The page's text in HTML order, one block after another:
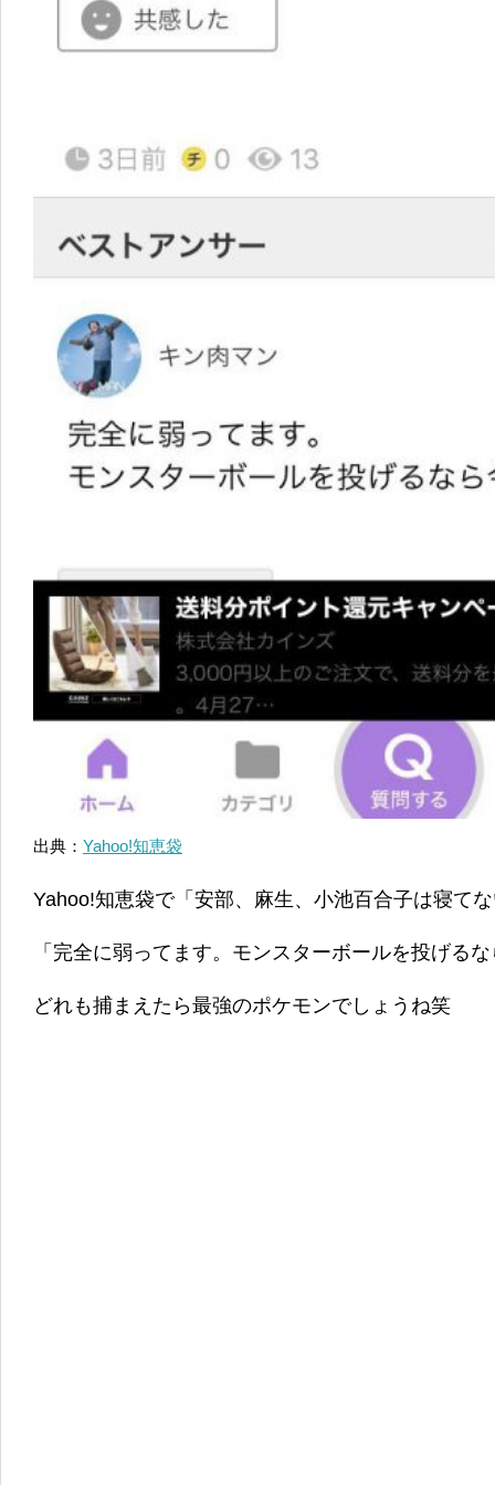
出典： Yahoo!知恵袋
Yahoo!知恵袋で「安部、麻生、小池百合子は寝て
「完全に弱ってます。モンスターボールを投げる
どれも捕まえたら最強のポケモンでしょうね笑